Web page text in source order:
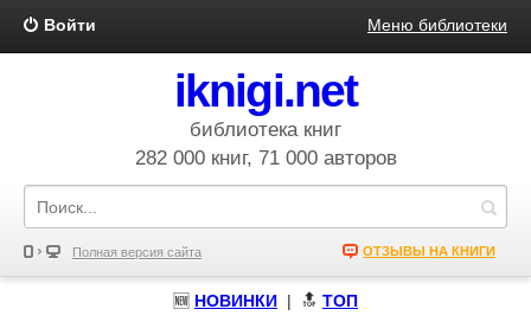
Войти Меню библиотеки
iknigi.net
библиотека книг
282 000 книг, 71 000 авторов
Полная версия сайта ОТЗЫВЫ НА КНИГИ
🆕 НОВИНКИ | 🔝 ТОП